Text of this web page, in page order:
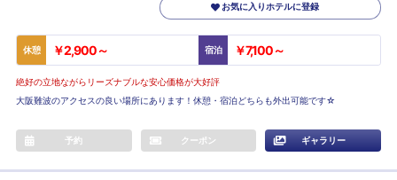
お気に入りホテルに登録
休憩 ￥2,900～ 宿泊 ￥7,100～
絶好の立地ながらリーズナブルな安心価格が大好評
大阪難波のアクセスの良い場所にあります！休憩・宿泊どちらも外出可能です☆
予約 クーポン ギャラリー